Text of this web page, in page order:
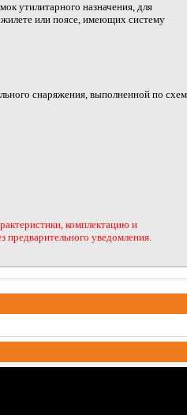
утилитарного назначения, для
или поясе, имеющих систему
снаряжения, выполненной по
комплектацию и
уведомления.